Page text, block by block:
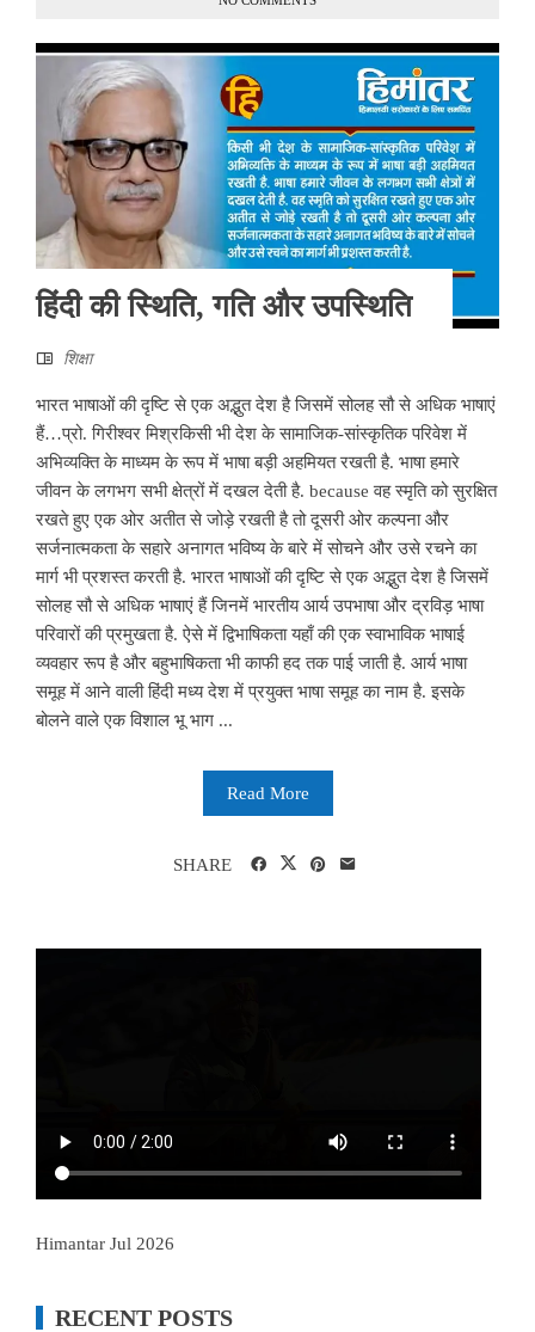
हिंदी की स्थिति, गति और उपस्थिति
शिक्षा
भारत भाषाओं की दृष्टि से एक अद्भुत देश है जिसमें सोलह सौ से अधिक भाषाएं
हैं…प्रो. गिरीश्वर मिश्रकिसी भी देश के सामाजिक-सांस्कृतिक परिवेश में
अभिव्यक्ति के माध्यम के रूप में भाषा बड़ी अहमियत रखती है. भाषा हमारे
जीवन के लगभग सभी क्षेत्रों में दखल देती है. because वह स्मृति को सुरक्षित
रखते हुए एक ओर अतीत से जोड़े रखती है तो दूसरी ओर कल्पना और
सर्जनात्मकता के सहारे अनागत भविष्य के बारे में सोचने और उसे रचने का
मार्ग भी प्रशस्त करती है. भारत भाषाओं की दृष्टि से एक अद्भुत देश है जिसमें
सोलह सौ से अधिक भाषाएं हैं जिनमें भारतीय आर्य उपभाषा और द्रविड़ भाषा
परिवारों की प्रमुखता है. ऐसे में द्विभाषिकता यहाँ की एक स्वाभाविक भाषाई
व्यवहार रूप है और बहुभाषिकता भी काफी हद तक पाई जाती है. आर्य भाषा
समूह में आने वाली हिंदी मध्य देश में प्रयुक्त भाषा समूह का नाम है. इसके
बोलने वाले एक विशाल भू भाग ...
Read More
SHARE
Himantar Jul 2026
RECENT POSTS